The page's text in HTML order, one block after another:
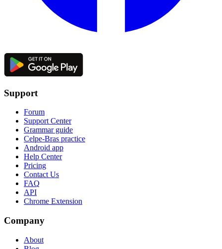
Support
Forum
Support Center
Grammar guide
Celpe-Bras practice
Android app
Help Center
Pricing
Contact Us
FAQ
API
Chrome Extension
Company
About